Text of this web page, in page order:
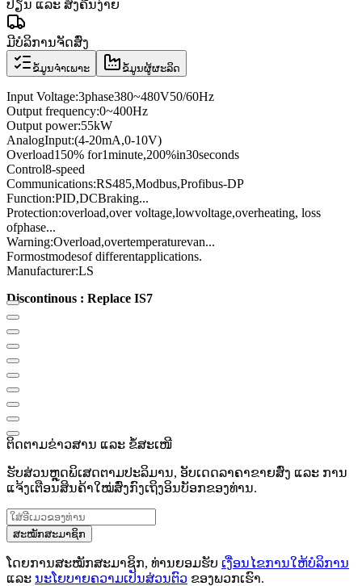
ປ່ຽນ ແລະ ສົ່ງຄືນງ່າຍ
ມີບໍລິການຈັດສົ່ງ
ຂໍ້ມູນຈຳເພາະ ຂໍ້ມູນຜູ້ຜະລິດ
Input Voltage:3phase380~480V50/60Hz
Output frequency:0~400Hz
Output power:55kW
AnalogInput:(4-20mA,0-10V)
Overload150% for1minute,200%in30seconds
Control8-speed
Communications:RS485,Modbus,Profibus-DP
Function:PID,DCBraking...
Protection:overload,over voltage,lowvoltage,overheating, loss
ofphase...
Warning:Overload,overtemperaturevan...
Formostmodesof differentapplications.
Manufacturer:LS
Discontinous : Replace IS7
ຕິດຕາມຂ່າວສານ ແລະ ຂໍ້ສະເໜີ
ຮັບສ່ວນຫຼຸດພິເສດຕາມປະລິມານ, ອັບເດດລາຄາຂາຍສົ່ງ ແລະ ການ
ແຈ້ງເຕືອນສິນຄ້າໃໝ່ສົ່ງກົງເຖິງອິນບັອກຂອງທ່ານ.
ສະໝັກສະມາຊິກ
ໂດຍການສະໝັກສະມາຊິກ, ທ່ານຍອມຮັບ ເງື່ອນໄຂການໃຫ້ບໍລິການ
ແລະ ນະໂຍບາຍຄວາມເປັນສ່ວນຕົວ ຂອງພວກເຮົາ.